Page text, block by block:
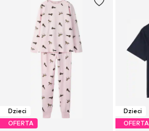
Dzieci
OFERTA
Dzieci
OFERTA